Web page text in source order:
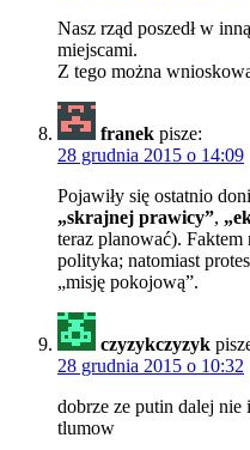
Nasz rząd poszedł w
miejscami.
Z tego można
franek pisze:
28 grudnia 2015 o 14:09
Pojawiły się ostatnio
„skrajnej prawicy”,
teraz planować).
polityka; natomiast
„misję pokojową”.
czyzykczyzyk
28 grudnia 2015 o 10:32
dobrze ze putin dalej
tlumow